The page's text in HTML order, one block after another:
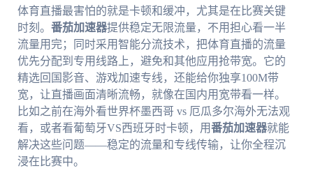
体育直播最害怕的就是卡顿和缓冲，尤其是在比赛关键
时刻。 番茄加速器提供稳定无限流量，不用担心看一半
流量用完；同时采用智能分流技术，把体育直播的流量
优先分配到专用线路上，避免和其他应用抢带宽。它的
精选回国影音、游戏加速专线，还能给你独享100M带
宽，让直播画面清晰流畅，就像在国内用宽带看一样。
比如之前在海外看世界杯墨西哥 vs 厄瓜多尔海外无法观
看，或者看葡萄牙VS西班牙时卡顿，用番茄加速器就能
解决这些问题——稳定的流量和专线传输，让你全程沉
浸在比赛中。